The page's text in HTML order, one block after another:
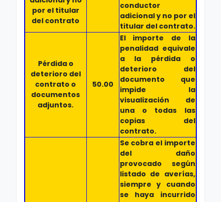
por el titular
del contrato
conductor
adicional y no por el
titular del contrato.
Pérdida o
deterioro del
contrato o
documentos
adjuntos.
50.00
El importe de la
penalidad equivale
a la pérdida o
deterioro del
documento que
impide la
visualización de
una o todas las
copias del
contrato.
Se cobra el importe
del daño
provocado según
listado de averías,
siempre y cuando
se haya incurrido